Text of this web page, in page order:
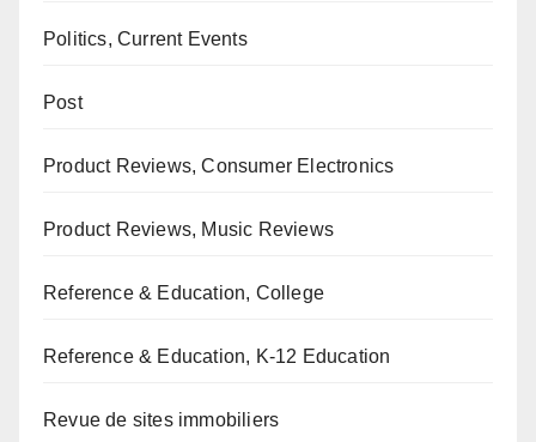
Politics, Current Events
Post
Product Reviews, Consumer Electronics
Product Reviews, Music Reviews
Reference & Education, College
Reference & Education, K-12 Education
Revue de sites immobiliers